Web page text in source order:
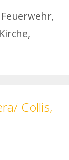
Feuerwehr,
Kirche,
Collis,